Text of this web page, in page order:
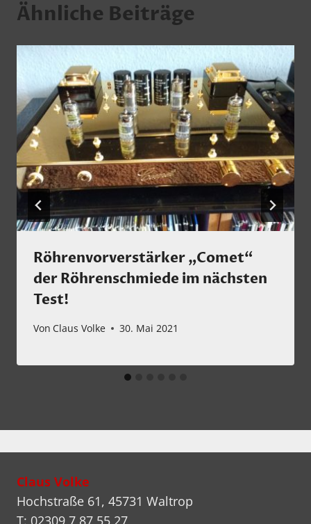
Ähnliche Beiträge
Röhrenvorverstärker „Comet“
der Röhrenschmiede im nächsten
Test!
Von Claus Volke 30. Mai 2021
Claus Volke
Hochstraße 61, 45731 Waltrop